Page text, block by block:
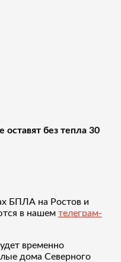
без тепла 30
БПЛА на Ростов и
в нашем телеграм-
временно
дома Северного